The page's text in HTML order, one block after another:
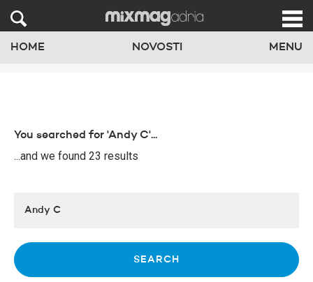
HOME NOVOSTI MENU
You searched for 'Andy C'...
...and we found 23 results